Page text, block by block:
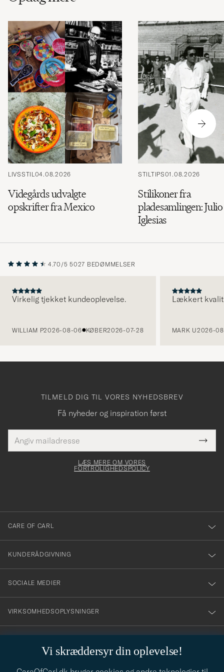
LIVSSTIL 04.08.2026
Videgårds udvalgte
opskrifter fra Mexico
STILTIPS01.08.2026
Stilikoner fra
pladesamlingen: Julio
Iglesias
4.70/5 5027 BEDØMMELSER
Virkelig tjekket kundeoplevelse.
WILLIAM P2026-08-06 KØBER2026-07-28
Lækkert
MARK U2026-
Vi skræddersyr din oplevelse!
TILMELD DIG TIL VORES NYHEDSBREV
Få nyheder og inspiration først
mailadresse
skal
Tack
för
dig
till
vårt
nyhetsbrev!
LÆS MERE OM VORES
FORTROLIGHEDSPOLICY
CARE OF CARL
KUNDERÅDGIVNING
SOCIALE MEDIER
VIRKSOMHEDSOPLYSNINGER